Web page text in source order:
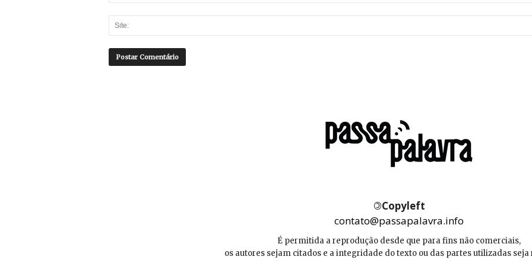
©Copyleft
contato@passapalavra.info
É permitida a reprodução desde que para fins não comerciais,
os autores sejam citados e a integridade do texto ou das partes utilizadas